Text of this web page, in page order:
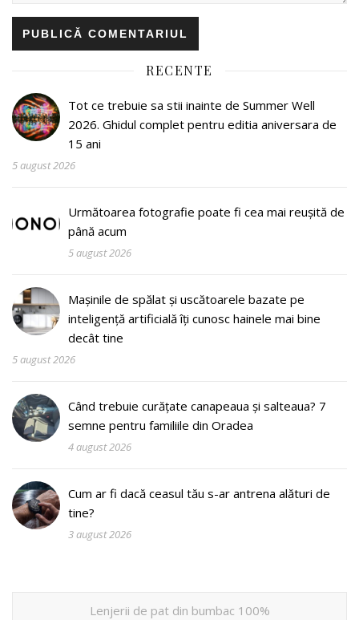
RECENTE
Tot ce trebuie sa stii inainte de Summer Well
2026. Ghidul complet pentru editia aniversara de
15 ani
5 august 2026
Următoarea fotografie poate fi cea mai reușită de
până acum
5 august 2026
Mașinile de spălat și uscătoarele bazate pe
inteligență artificială îți cunosc hainele mai bine
decât tine
5 august 2026
Când trebuie curățate canapeaua și salteaua? 7
semne pentru familiile din Oradea
4 august 2026
Cum ar fi dacă ceasul tău s-ar antrena alături de
tine?
3 august 2026
Lenjerii de pat din bumbac 100%